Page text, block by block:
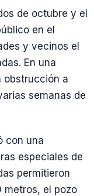
de octubre y el
en el
y vecinos el
En una
obstrucción a
semanas de
con una
especiales de
permitieron
metros, el pozo